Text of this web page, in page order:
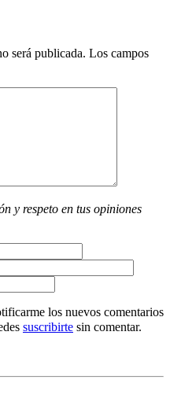
será publicada. Los campos
y respeto en tus opiniones
los nuevos comentarios
suscribirte sin comentar.